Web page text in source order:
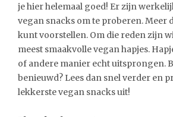
je hier helemaal goed! Er zijn
vegan snacks om te proberen. Meer
kunt voorstellen. Om die reden zijn
meest smaakvolle vegan hapjes.
of andere manier echt uitsprongen.
benieuwd? Lees dan snel verder en
lekkerste vegan snacks uit!